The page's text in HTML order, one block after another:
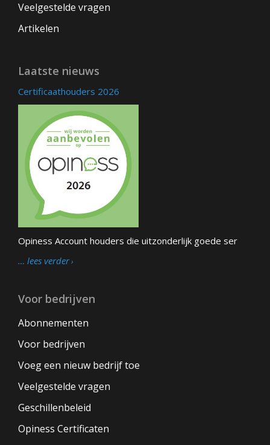
Veelgestelde vragen
Artikelen
Laatste nieuws
Certificaathouders 2026
Opiness Account houders die uitzonderlijk goede ser
… lees verder
Voor bedrijven
Abonnementen
Voor bedrijven
Voeg een nieuw bedrijf toe
Veelgestelde vragen
Geschillenbeleid
Opiness Certificaten